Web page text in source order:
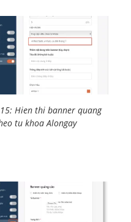
Hien thi banner quang
tu khoa Alongay